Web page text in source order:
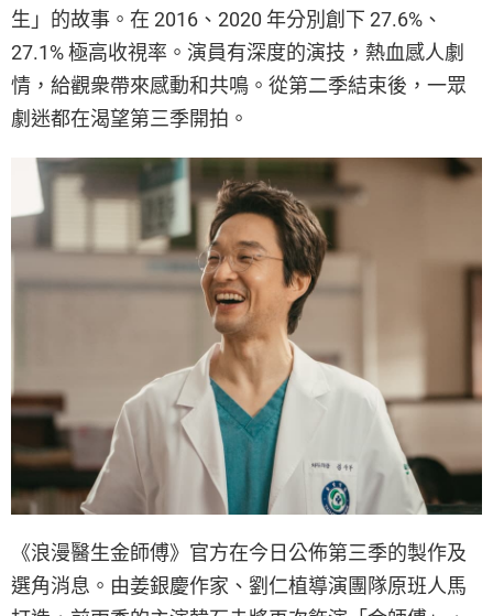
生」的故事。在 2016、2020 年分別創下 27.6%、
27.1% 極高收視率。演員有深度的演技，熱血感人劇
情，給觀衆帶來感動和共鳴。從第二季結束後，一眾
劇迷都在渴望第三季開拍。
《浪漫醫生金師傅》官方在今日公佈第三季的製作及
選角消息。由姜銀慶作家、劉仁植導演團隊原班人馬